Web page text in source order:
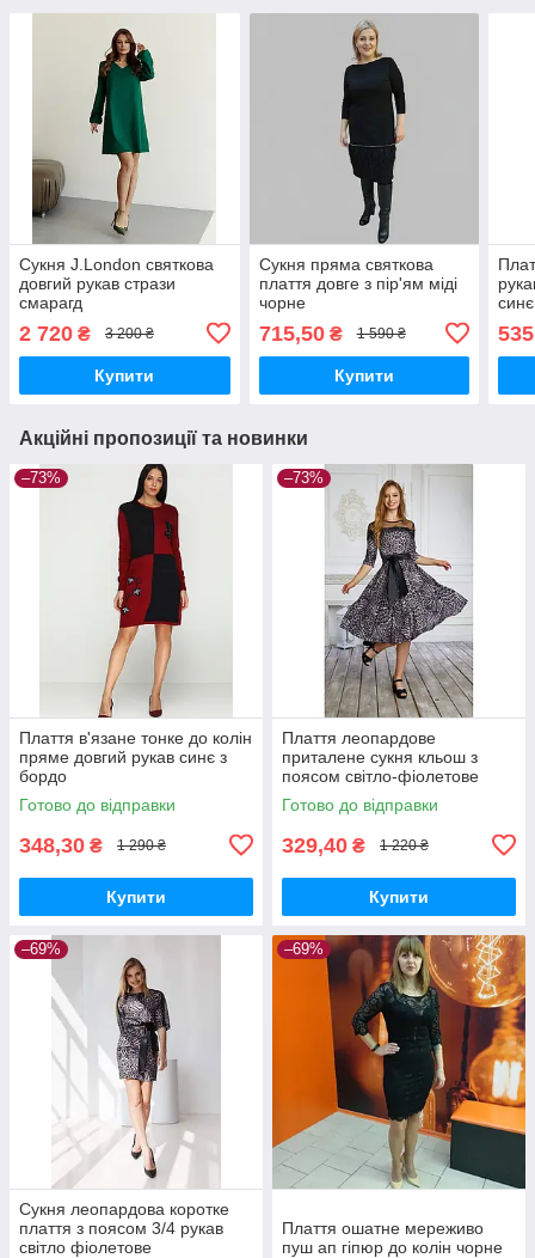
Сукня J.London святкова
довгий рукав стрази
смарагд
2 720 ₴ 3 200 ₴
Купити
Сукня пряма святкова
плаття довге з пір'ям міді
чорне
715,50₴ 1 590 ₴
Купити
синє
Акційні пропозиції та новинки
–73%
Плаття в'язане тонке до колін
пряме довгий рукав синє з
бордо
Готово до відправки
348,30 ₴ 1 290 ₴
Купити
–73%
Плаття леопардове
приталене сукня кльош з
поясом світло-фіолетове
Готово до відправки
329,40 ₴ 1 220 ₴
Купити
–69%
Сукня леопардова коротке
плаття з поясом 3/4 рукав
світло фіолетове
–69%
Плаття ошатне мереживо
пуш ап гіпюр до колін чорне